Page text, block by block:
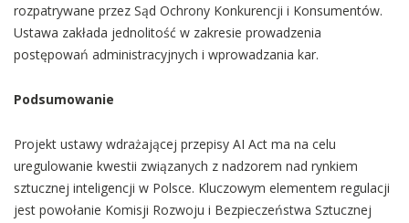
rozpatrywane przez Sąd Ochrony Konkurencji i Konsumentów.
Ustawa zakłada jednolitość w zakresie prowadzenia
postępowań administracyjnych i wprowadzania kar.
Podsumowanie
Projekt ustawy wdrażającej przepisy AI Act ma na celu
uregulowanie kwestii związanych z nadzorem nad rynkiem
sztucznej inteligencji w Polsce. Kluczowym elementem regulacji
jest powołanie Komisji Rozwoju i Bezpieczeństwa Sztucznej